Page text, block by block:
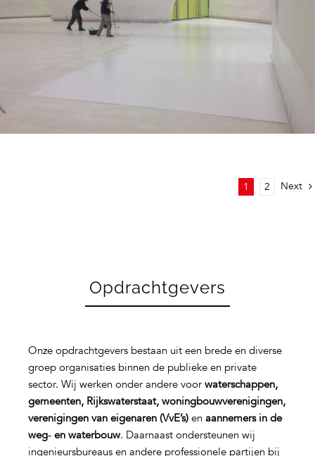
1 2 Next
Opdrachtgevers
Onze opdrachtgevers bestaan uit een brede en diverse
groep organisaties binnen de publieke en private
sector. Wij werken onder andere voor waterschappen,
gemeenten, Rijkswaterstaat, woningbouwverenigingen,
verenigingen van eigenaren (VvE’s)en aannemers in de
weg‑ en waterbouw. Daarnaast ondersteunen wij
ingenieursbureaus en andere professionele partijen bij